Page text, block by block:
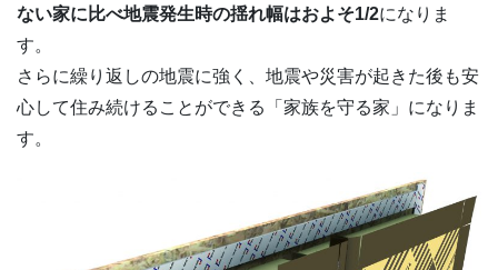
ない家に比べ地震発生時の揺れ幅はおよそ1/2になりま
す。
さらに繰り返しの地震に強く、地震や災害が起きた後も安
心して住み続けることができる「家族を守る家」になりま
す。